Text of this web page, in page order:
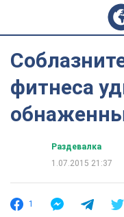
фитнеса
Раздевалка
1.07.2015 21:37
1